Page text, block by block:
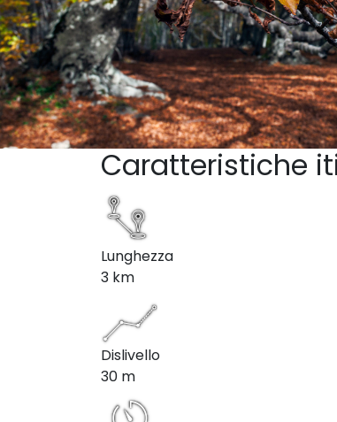
Caratteristiche
Lunghezza
3 km
Dislivello
30 m